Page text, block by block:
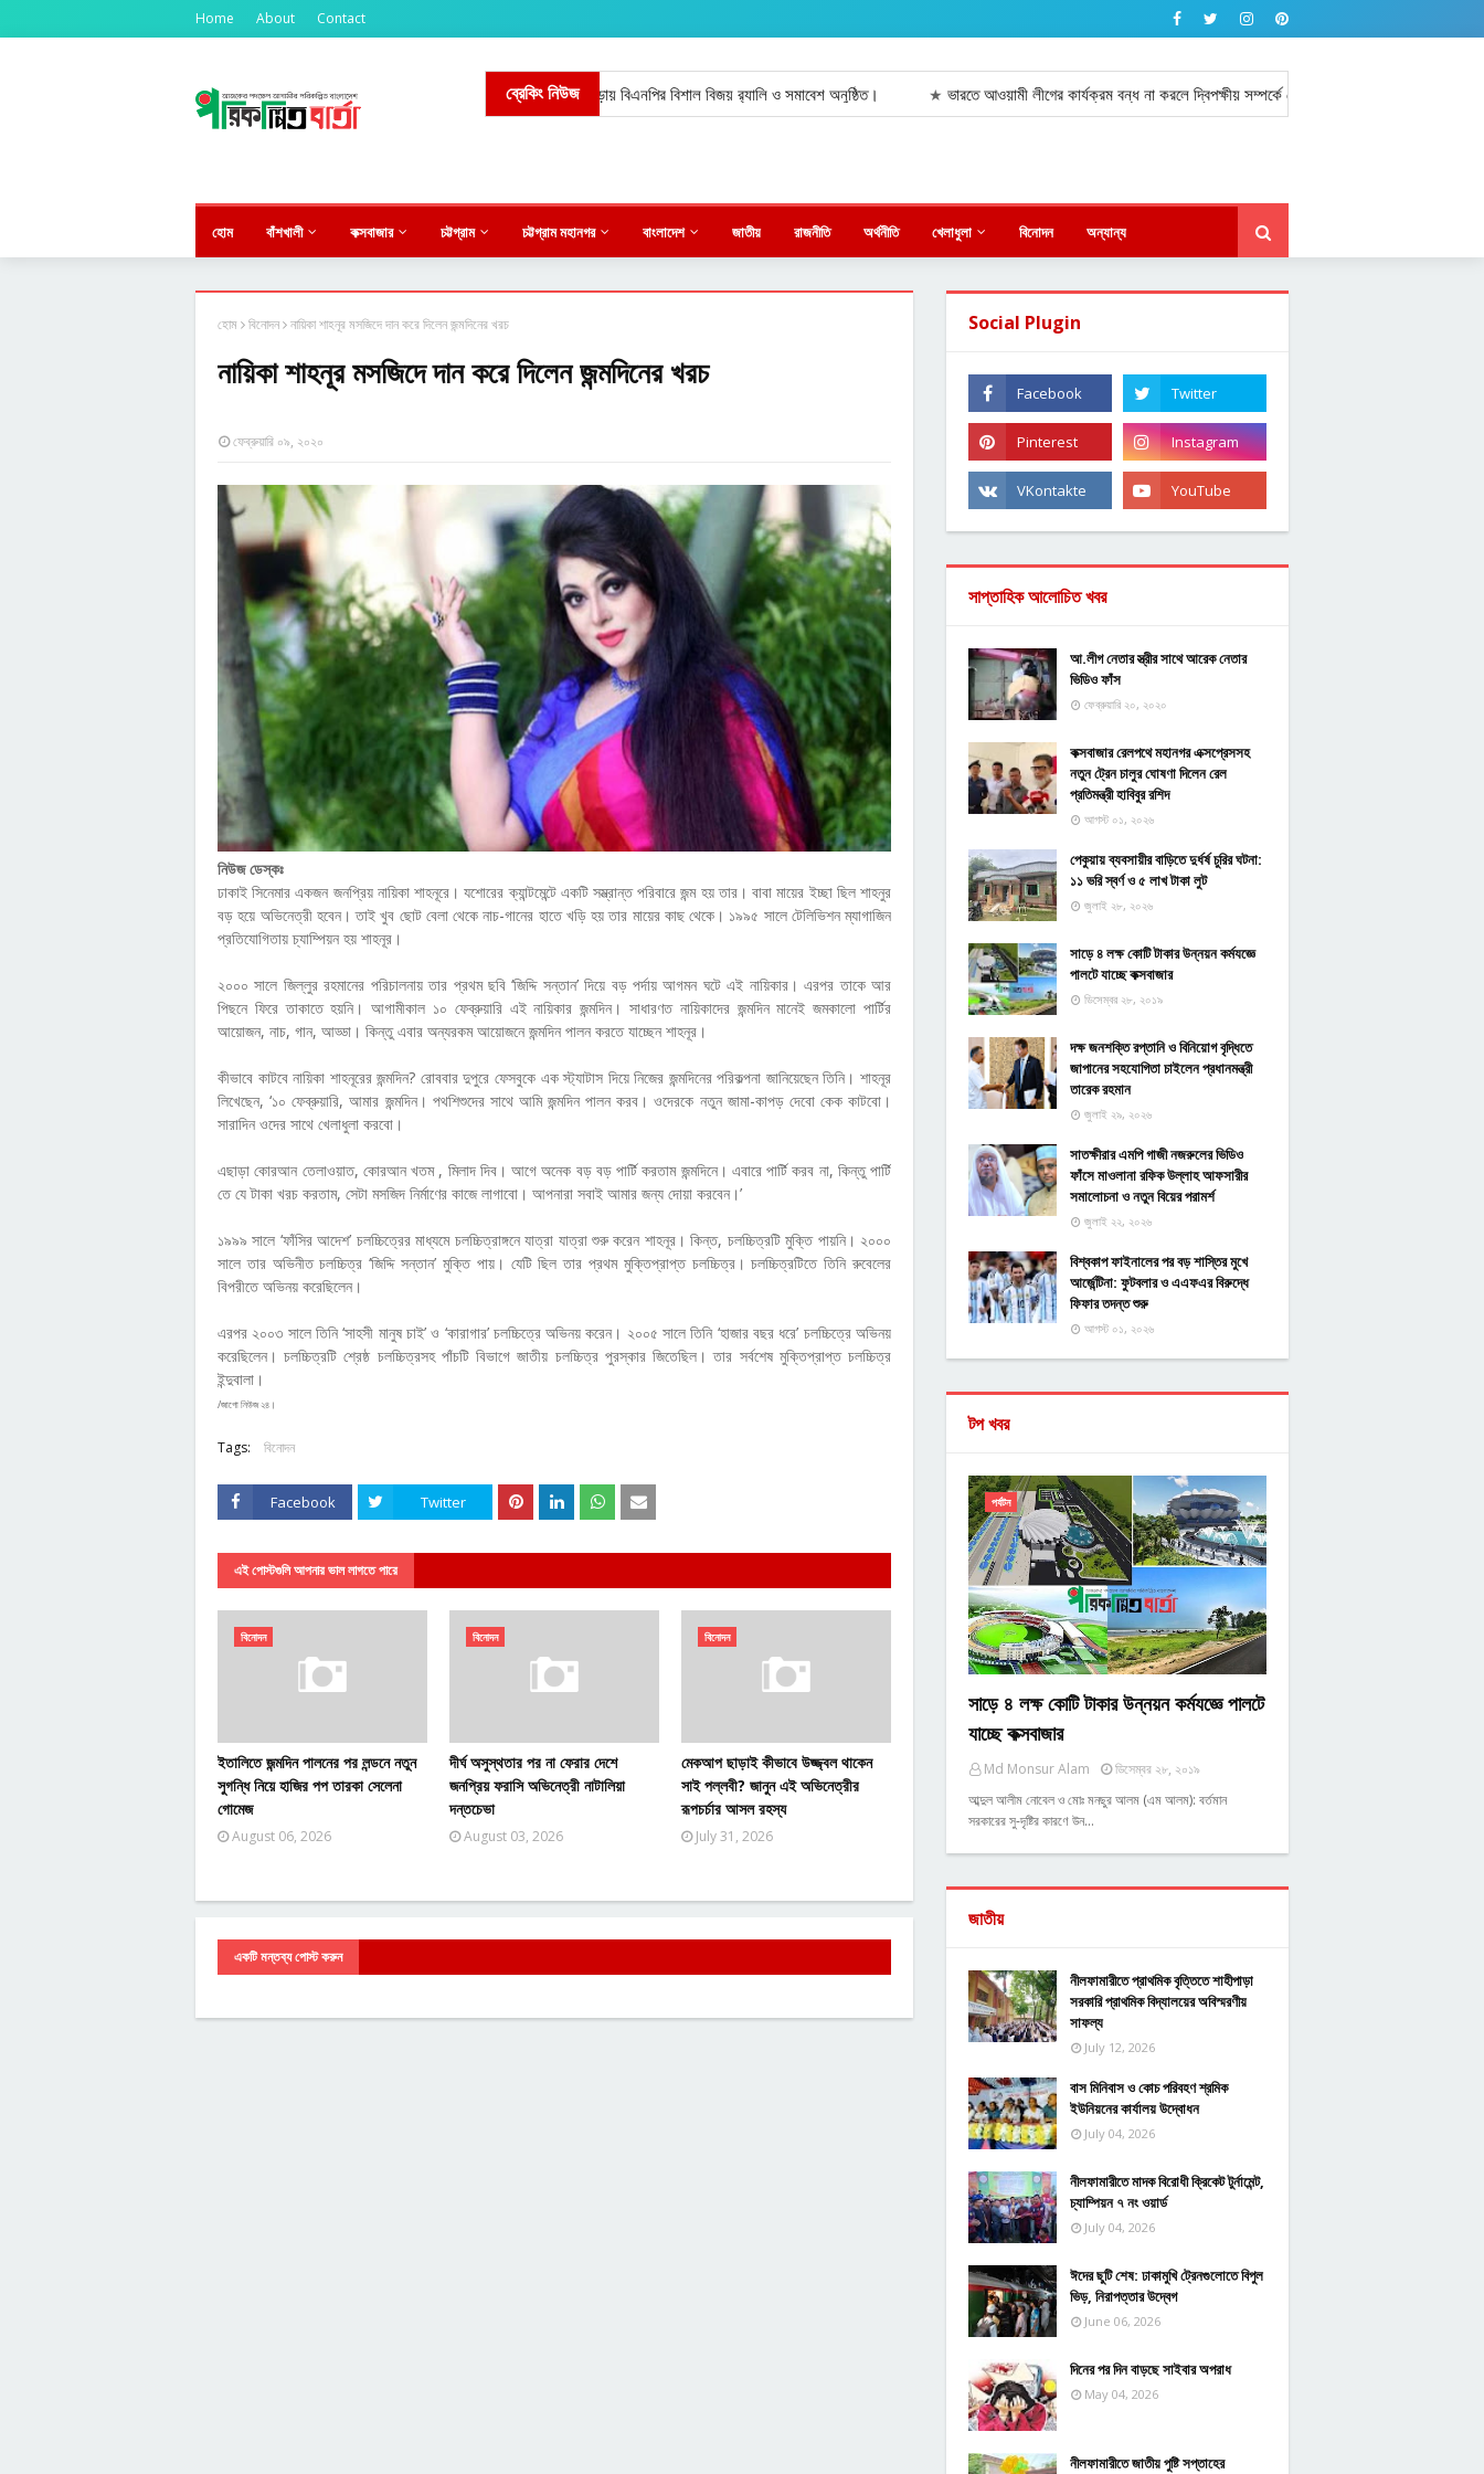
Home About Contact
ব্রেকিং নিউজ
★৫ আগস্টের গণ-অভ্যুত্থানের দ্বিতীয় বর্ষপূর্তিতে লোহাগাড়ায় বিএনপির বিশাল বিজয় র‍্যালি ও সমাবেশ অনুষ্ঠিত। ★ ভারতে আওয়ামী লীগের কার্যক্রম বন্ধ না করলে দ্বিপক্ষীয় সম্পর্কে নেতিবাচক প্রভাবের আশঙ্কা পররাষ্ট্র
হোম বাঁশখালী কক্সবাজার চট্টগ্রাম চট্টগ্রাম মহানগর বাংলাদেশ জাতীয় রাজনীতি অর্থনীতি খেলাধুলা বিনোদন অন্যান্য
হোম বিনোদন নায়িকা শাহনূর মসজিদে দান করে দিলেন জন্মদিনের খরচ
নায়িকা শাহনূর মসজিদে দান করে দিলেন জন্মদিনের খরচ
ফেব্রুয়ারি ০৯, ২০২০
নিউজ ডেস্কঃ
ঢাকাই সিনেমার একজন জনপ্রিয় নায়িকা শাহনূরে। যশোরের ক্যান্টমেন্টে একটি সম্ভ্রান্ত পরিবারে জন্ম হয় তার। বাবা মায়ের ইচ্ছা ছিল শাহনুর
বড় হয়ে অভিনেত্রী হবেন। তাই খুব ছোট বেলা থেকে নাচ-গানের হাতে খড়ি হয় তার মায়ের কাছ থেকে। ১৯৯৫ সালে টেলিভিশন ম্যাগাজিন
প্রতিযোগিতায় চ্যাম্পিয়ন হয় শাহনূর।
২০০০ সালে জিল্লুর রহমানের পরিচালনায় তার প্রথম ছবি ‘জিদ্দি সন্তান’ দিয়ে বড় পর্দায় আগমন ঘটে এই নায়িকার। এরপর তাকে আর
পিছনে ফিরে তাকাতে হয়নি। আগামীকাল ১০ ফেব্রুয়ারি এই নায়িকার জন্মদিন। সাধারণত নায়িকাদের জন্মদিন মানেই জমকালো পার্টির
আয়োজন, নাচ, গান, আড্ডা। কিন্তু এবার অন্যরকম আয়োজনে জন্মদিন পালন করতে যাচ্ছেন শাহনূর।
কীভাবে কাটবে নায়িকা শাহনূরের জন্মদিন? রোববার দুপুরে ফেসবুকে এক স্ট্যাটাস দিয়ে নিজের জন্মদিনের পরিকল্পনা জানিয়েছেন তিনি। শাহনূর
লিখেছেন, ‘১০ ফেব্রুয়ারি, আমার জন্মদিন। পথশিশুদের সাথে আমি জন্মদিন পালন করব। ওদেরকে নতুন জামা-কাপড় দেবো কেক কাটবো।
সারাদিন ওদের সাথে খেলাধুলা করবো।
এছাড়া কোরআন তেলাওয়াত, কোরআন খতম , মিলাদ দিব। আগে অনেক বড় বড় পার্টি করতাম জন্মদিনে। এবারে পার্টি করব না, কিন্তু পার্টি
তে যে টাকা খরচ করতাম, সেটা মসজিদ নির্মাণের কাজে লাগাবো। আপনারা সবাই আমার জন্য দোয়া করবেন।’
১৯৯৯ সালে ‘ফাঁসির আদেশ’ চলচ্চিত্রের মাধ্যমে চলচ্চিত্রাঙ্গনে যাত্রা যাত্রা শুরু করেন শাহনূর। কিন্ত, চলচ্চিত্রটি মুক্তি পায়নি। ২০০০
সালে তার অভিনীত চলচ্চিত্র ‘জিদ্দি সন্তান’ মুক্তি পায়। যেটি ছিল তার প্রথম মুক্তিপ্রাপ্ত চলচ্চিত্র। চলচ্চিত্রটিতে তিনি রুবেলের
বিপরীতে অভিনয় করেছিলেন।
এরপর ২০০৩ সালে তিনি ‘সাহসী মানুষ চাই’ ও ‘কারাগার’ চলচ্চিত্রে অভিনয় করেন। ২০০৫ সালে তিনি ‘হাজার বছর ধরে’ চলচ্চিত্রে অভিনয়
করেছিলেন। চলচ্চিত্রটি শ্রেষ্ঠ চলচ্চিত্রসহ পাঁচটি বিভাগে জাতীয় চলচ্চিত্র পুরস্কার জিতেছিল। তার সর্বশেষ মুক্তিপ্রাপ্ত চলচ্চিত্র
ইন্দুবালা।
/জাগো নিউজ ২৪।
Tags: বিনোদন
Facebook Twitter
এই পোস্টগুলি আপনার ভাল লাগতে পারে
বিনোদন
ইতালিতে জন্মদিন পালনের পর লন্ডনে নতুন
সুগন্ধি নিয়ে হাজির পপ তারকা সেলেনা
গোমেজ
August 06, 2026
বিনোদন
দীর্ঘ অসুস্থতার পর না ফেরার দেশে
জনপ্রিয় ফরাসি অভিনেত্রী নাটালিয়া
দন্তচেভা
August 03, 2026
বিনোদন
মেকআপ ছাড়াই কীভাবে উজ্জ্বল থাকেন
সাই পল্লবী? জানুন এই অভিনেত্রীর
রূপচর্চার আসল রহস্য
July 31, 2026
একটি মন্তব্য পোস্ট করুন
Social Plugin
সাপ্তাহিক আলোচিত খবর
আ.লীগ নেতার স্ত্রীর সাথে আরেক নেতার
ভিডিও ফাঁস
ফেব্রুয়ারি ২০, ২০২০
কক্সবাজার রেলপথে মহানগর এক্সপ্রেসসহ
নতুন ট্রেন চালুর ঘোষণা দিলেন রেল
প্রতিমন্ত্রী হাবিবুর রশিদ
আগস্ট ০১, ২০২৬
পেকুয়ায় ব্যবসায়ীর বাড়িতে দুর্ধর্ষ চুরির ঘটনা:
১১ ভরি স্বর্ণ ও ৫ লাখ টাকা লুট
জুলাই ২৮, ২০২৬
সাড়ে ৪ লক্ষ কোটি টাকার উন্নয়ন কর্মযজ্ঞে
পালটে যাচ্ছে কক্সবাজার
ডিসেম্বর ২৮, ২০১৯
দক্ষ জনশক্তি রপ্তানি ও বিনিয়োগ বৃদ্ধিতে
জাপানের সহযোগিতা চাইলেন প্রধানমন্ত্রী
তারেক রহমান
জুলাই ২৯, ২০২৬
সাতক্ষীরার এমপি গাজী নজরুলের ভিডিও
ফাঁসে মাওলানা রফিক উল্লাহ আফসারীর
সমালোচনা ও নতুন বিয়ের পরামর্শ
জুলাই ২২, ২০২৬
বিশ্বকাপ ফাইনালের পর বড় শাস্তির মুখে
আর্জেন্টিনা: ফুটবলার ও এএফএর বিরুদ্ধে
ফিফার তদন্ত শুরু
আগস্ট ০১, ২০২৬
টপ খবর
পর্যটন
সাড়ে ৪ লক্ষ কোটি টাকার উন্নয়ন কর্মযজ্ঞে পালটে
যাচ্ছে কক্সবাজার
Md Monsur Alam
ডিসেম্বর ২৮, ২০১৯
আব্দুল আলীম নোবেল ও মোঃ মনছুর আলম (এম আলম): বর্তমান
সরকারের সু-দৃষ্টির কারণে উন…
জাতীয়
নীলফামারীতে প্রাথমিক বৃত্তিতে শাহীপাড়া
সরকারি প্রাথমিক বিদ্যালয়ের অবিস্মরণীয়
সাফল্য
July 12, 2026
বাস মিনিবাস ও কোচ পরিবহণ শ্রমিক
ইউনিয়নের কার্যালয় উদ্বোধন
July 04, 2026
নীলফামারীতে মাদক বিরোধী ক্রিকেট টুর্নামেন্ট,
চ্যাম্পিয়ন ৭ নং ওয়ার্ড
July 04, 2026
ঈদের ছুটি শেষ: ঢাকামুখি ট্রেনগুলোতে বিপুল
ভিড়, নিরাপত্তার উদ্বেগ
June 06, 2026
দিনের পর দিন বাড়ছে সাইবার অপরাধ
May 04, 2026
নীলফামারীতে জাতীয় পুষ্টি সপ্তাহের